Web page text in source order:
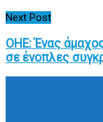
Next Post
ΟΗΕ: Ένας
σε ένοπλες